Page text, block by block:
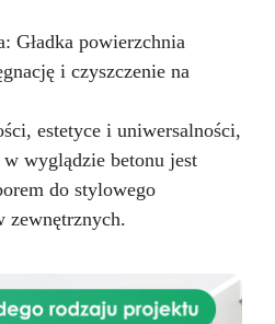
Gładka powierzchnia
i czyszczenie na
estetyce i uniwersalności,
wyglądzie betonu jest
do stylowego
zewnętrznych.